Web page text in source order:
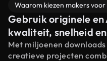
Waarom kiezen makers
Gebruik originele
kwaliteit, snelheid
Met miljoenen
creatieve projecten